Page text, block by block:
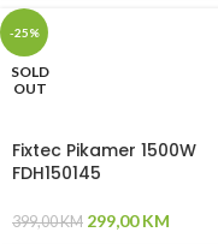
-25%
SOLD
OUT
Fixtec Pikamer 1500W
FDH150145
399,00KM 299,00KM